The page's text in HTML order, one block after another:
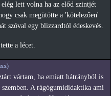
lett volna ha az előd szintjét
csak megütötte a 'kötelezően'
szóval egy blizzardtól édeskevés.
a lécet.
vártam, ha emiatt hátrányból is
A rágógumididaktika ami